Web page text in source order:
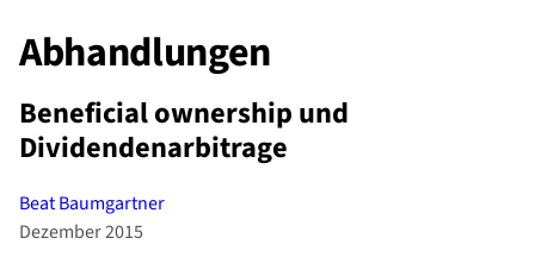
Abhandlungen
Beneficial ownership und
Dividendenarbitrage
Beat Baumgartner
Dezember 2015